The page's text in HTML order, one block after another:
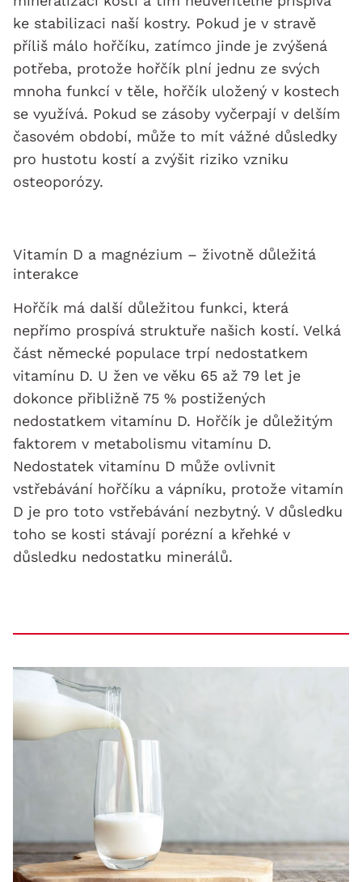
ke stabilizaci naší kostry. Pokud je v stravě
příliš málo hořčíku, zatímco jinde je zvýšená
potřeba, protože hořčík plní jednu ze svých
mnoha funkcí v těle, hořčík uložený v kostech
se využívá. Pokud se zásoby vyčerpají v delším
časovém období, může to mít vážné důsledky
pro hustotu kostí a zvýšit riziko vzniku
osteoporózy.
Vitamín D a magnézium – životně důležitá
interakce
Hořčík má další důležitou funkci, která
nepřímo prospívá struktuře našich kostí. Velká
část německé populace trpí nedostatkem
vitamínu D. U žen ve věku 65 až 79 let je
dokonce přibližně 75 % postižených
nedostatkem vitamínu D. Hořčík je důležitým
faktorem v metabolismu vitamínu D.
Nedostatek vitamínu D může ovlivnit
vstřebávání hořčíku a vápníku, protože vitamín
D je pro toto vstřebávání nezbytný. V důsledku
toho se kosti stávají porézní a křehké v
důsledku nedostatku minerálů.